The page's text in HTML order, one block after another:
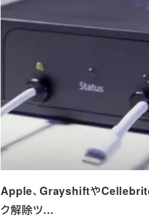
Apple、Grayshiftや
ク解除ツ…